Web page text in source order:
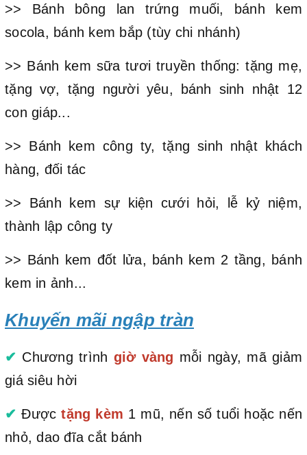
>> Bánh bông lan trứng muối, bánh kem
socola, bánh kem bắp (tùy chi nhánh)
>> Bánh kem sữa tươi truyền thống: tặng mẹ,
tặng vợ, tặng người yêu, bánh sinh nhật 12
con giáp...
>> Bánh kem công ty, tặng sinh nhật khách
hàng, đối tác
>> Bánh kem sự kiện cưới hỏi, lễ kỷ niệm,
thành lập công ty
>> Bánh kem đốt lửa, bánh kem 2 tầng, bánh
kem in ảnh...
Khuyến mãi ngập tràn
✔ Chương trình giờ vàng mỗi ngày, mã giảm
giá siêu hời
✔ Được tặng kèm 1 mũ, nến số tuổi hoặc nến
nhỏ, dao đĩa cắt bánh